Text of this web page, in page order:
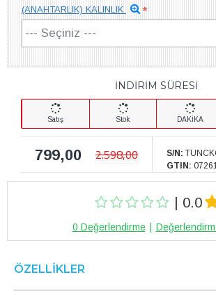
| 0.0
0 Değerlendirme
İNDİRİM SÜRESİ
Satış Stok DAKİKA
799,00 2.598,00 S/N:
GTIN:
(ANAHTARLIK) KALINLIK
ÖZELLIKLER